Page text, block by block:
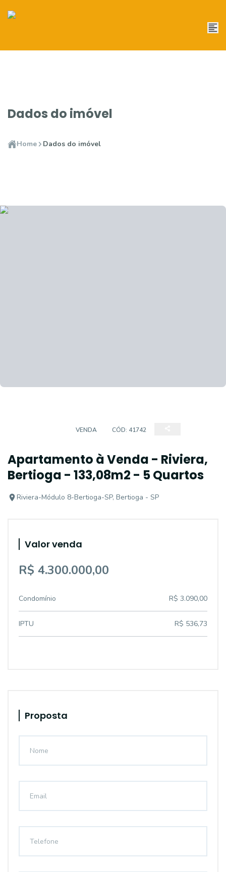
Dados do imóvel
Home Dados do imóvel
VENDA CÓD: 41742
Apartamento à Venda - Riviera,
Bertioga - 133,08m2 - 5 Quartos
Riviera-Módulo 8-Bertioga-SP, Bertioga - SP
Valor venda
R$ 4.300.000,00
Condomínio R$ 3.090,00
IPTU R$ 536,73
Proposta